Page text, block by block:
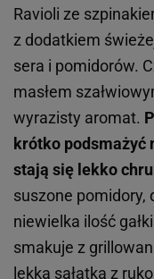
Ravioli ze
z dodatkiem
sera i pomidorów.
masłem
wyrazisty aromat.
krótko podsmażyć
stają się lekko
suszone pomidory,
niewielka ilość
smakuje z
lekką sałatką z